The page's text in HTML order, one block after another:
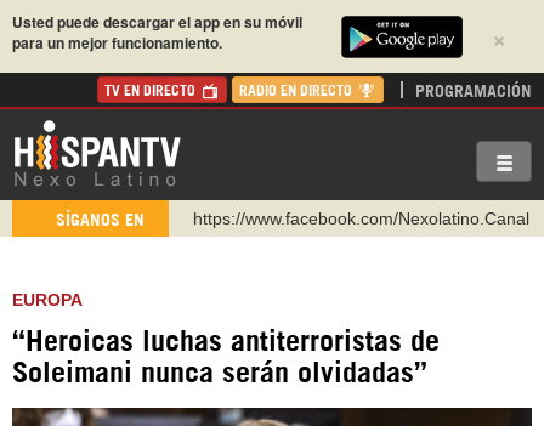
×
Usted puede descargar el app en su móvil
para un mejor funcionamiento.
TV EN DIRECTO RADIO EN DIRECTO PROGRAMACIÓN
SÍGANOS EN
https://www.facebook.com/Nexolatino.Canal
https://t.me/hispantvcanal
https://urmedium.com/c/hispantv
EUROPA
“Heroicas luchas antiterroristas de
Soleimani nunca serán olvidadas”